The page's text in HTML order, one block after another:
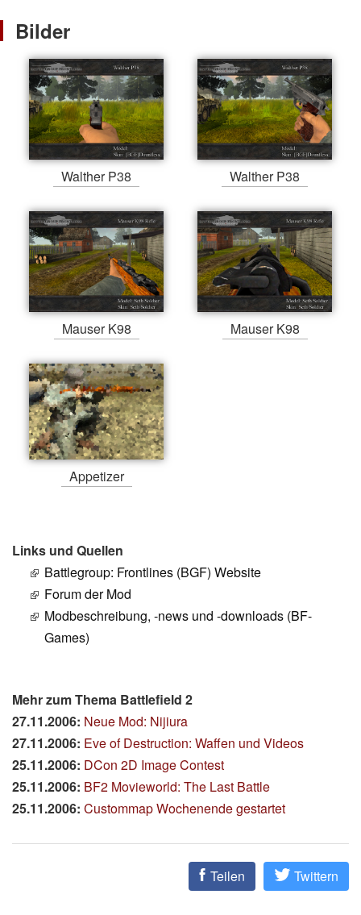
Bilder
Walther P38 Walther P38
Mauser K98 Mauser K98
Appetizer
Links und Quellen
Battlegroup: Frontlines (BGF) Website
Forum der Mod
Modbeschreibung, -news und -downloads (BF-
Games)
Mehr zum Thema Battlefield 2
27.11.2006: Neue Mod: Nijiura
27.11.2006: Eve of Destruction: Waffen und Videos
25.11.2006: DCon 2D Image Contest
25.11.2006: BF2 Movieworld: The Last Battle
25.11.2006: Custommap Wochenende gestartet
Teilen Twittern